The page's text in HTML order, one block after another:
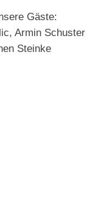
Gäste:
Armin Schuster
Steinke